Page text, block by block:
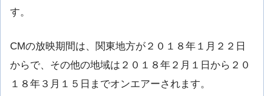
す。
CMの放映期間は、関東地方が２０１８年１月２２日
からで、その他の地域は２０１８年２月１日から２０
１８年３月１５日までオンエアーされます。